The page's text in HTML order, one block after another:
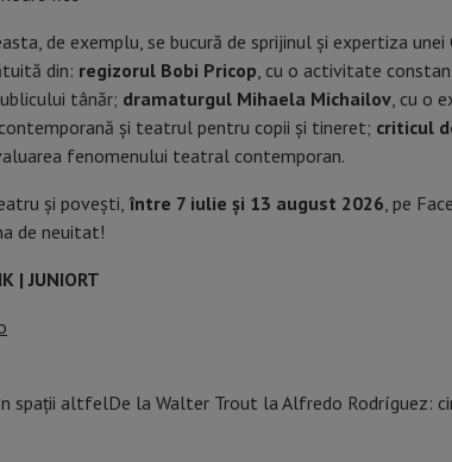
de exemplu, se bucură de sprijinul și expertiza unei
din: regizorul Bobi Pricop, cu o activitate
tânăr; dramaturgul Mihaela Michailov, cu o
și teatrul pentru copii și tineret; criticul
fenomenului teatral contemporan.
și povești, între 7 iulie și 13 august 2026, pe
de neuitat!
| JUNIORT
spații altfelDe la Walter Trout la Alfredo Rodríguez: